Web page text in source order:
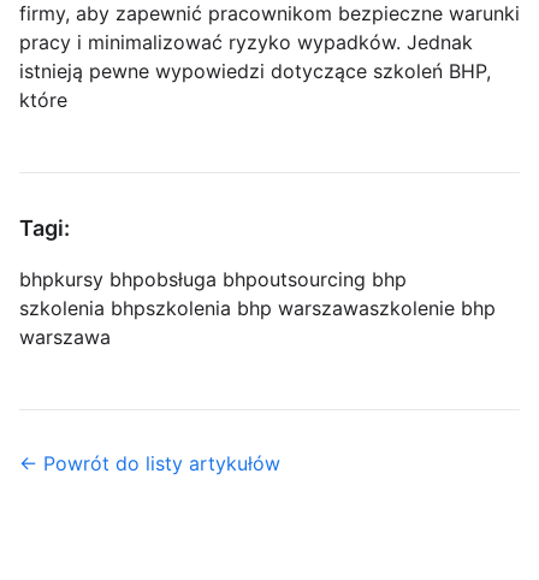
firmy, aby zapewnić pracownikom bezpieczne warunki
pracy i minimalizować ryzyko wypadków. Jednak
istnieją pewne wypowiedzi dotyczące szkoleń BHP,
które
Tagi:
bhpkursy bhpobsługa bhpoutsourcing bhp
szkolenia bhpszkolenia bhp warszawaszkolenie bhp
warszawa
← Powrót do listy artykułów